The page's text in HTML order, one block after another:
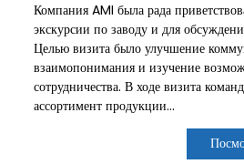
Компания AMI была рада
экскурсии по заводу и для
Целью визита было улучшение
взаимопонимания и изучение
сотрудничества. В ходе визита
ассортимент продукции...